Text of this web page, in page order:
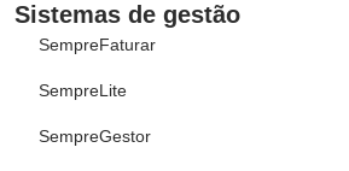
Sistemas de gestão
SempreFaturar
SempreLite
SempreGestor